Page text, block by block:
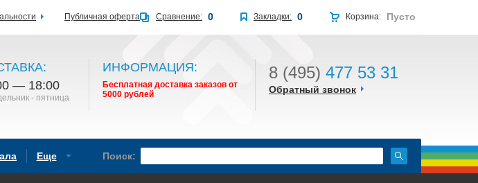
— 18:00
- пятница
ИНФОРМАЦИЯ:
Бесплатная доставка заказов от
5000 рублей
8 (495) 477 53 31
Обратный звонок
Еще Поиск:
Публичная оферта Корзина: Пусто
Закладки: 0
Сравнение: 0